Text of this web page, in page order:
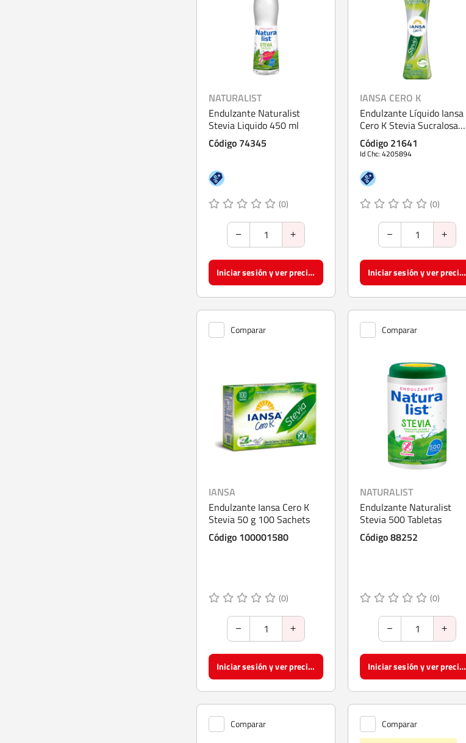
NATURALIST
Endulzante Naturalist
Stevia Liquido 450 ml
Código 74345
(0)
Iniciar sesión y ver precios
IANSA CERO K
Endulzante Líquido Iansa
Cero K Stevia Sucralosa
180 ml
Código 21641
Id Chc: 4205894
(0)
Iniciar sesión y ver precios
Comparar
IANSA
Endulzante Iansa Cero K
Stevia 50 g 100 Sachets
Código 100001580
(0)
Iniciar sesión y ver precios
Comparar
NATURALIST
Endulzante Naturalist
Stevia 500 Tabletas
Código 88252
(0)
Iniciar sesión y ver precios
Comparar Comparar